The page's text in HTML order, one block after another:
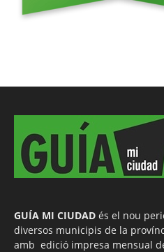
GUÍA MI CIUDAD és el nou
diversos municipis de la
amb edició impresa mensual